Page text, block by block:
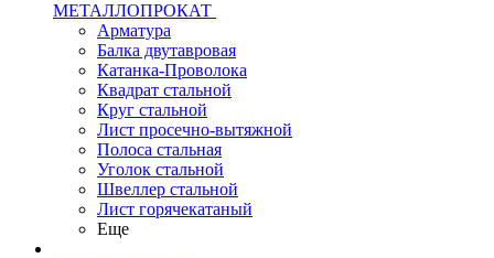
МЕТАЛЛОПРОКАТ
Арматура
Балка двутавровая
Катанка-Проволока
Квадрат стальной
Круг стальной
Лист просечно-вытяжной
Полоса стальная
Уголок стальной
Швеллер стальной
Лист горячекатаный
Еще